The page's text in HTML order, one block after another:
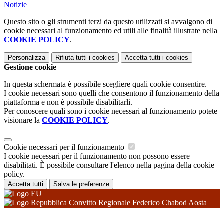
Notizie
Questo sito o gli strumenti terzi da questo utilizzati si avvalgono di
cookie necessari al funzionamento ed utili alle finalità illustrate nella
COOKIE POLICY.
Personalizza Rifiuta tutti i cookies Accetta tutti i cookies
Gestione cookie
In questa schermata è possibile scegliere quali cookie consentire.
I cookie necessari sono quelli che consentono il funzionamento della
piattaforma e non è possibile disabilitarli.
Per conoscere quali sono i cookie necessari al funzionamento potete
visionare la COOKIE POLICY.
Cookie necessari per il funzionamento
I cookie necessari per il funzionamento non possono essere
disabilitati. È possibile consultare l'elenco nella pagina della cookie
policy.
Accetta tutti Salva le preferenze
Convitto Regionale Federico Chabod Aosta